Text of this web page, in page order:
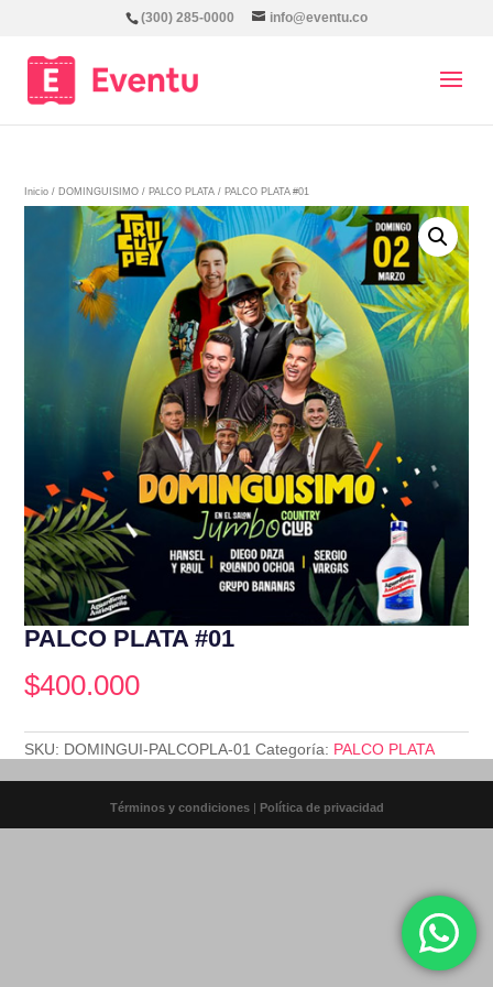
(300) 285-0000 info@eventu.co
Inicio / DOMINGUISIMO / PALCO PLATA / PALCO PLATA #01
PALCO PLATA #01
$400.000
SKU: DOMINGUI-PALCOPLA-01 Categoría: PALCO PLATA
Términos y condiciones | Política de privacidad